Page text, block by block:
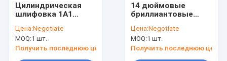
Цилиндрическая
шлифовка 1А1
колеса 350 мм
Цена:Negotiate
MOQ:1 шт.
Получить последнюю цену
14 дюймовые
бриллиантовые
цементированного
заточения карбида
вольфрама
Цена:Negotiate
MOQ:1 шт.
Получить последнюю цену